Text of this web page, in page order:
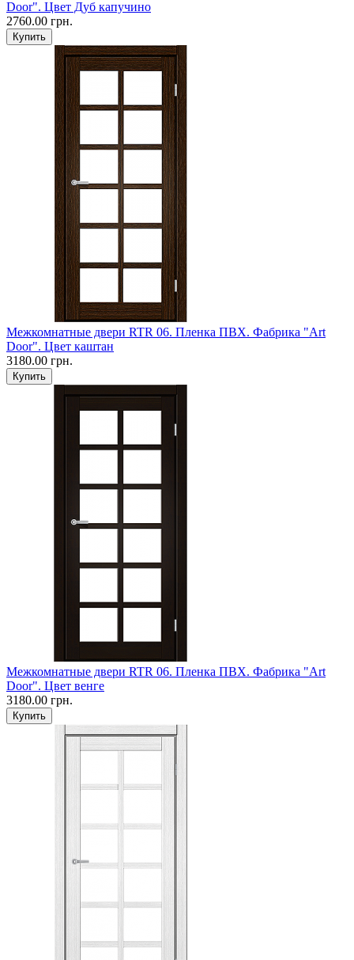
Door". Цвет Дуб капучино
2760.00 грн.
Межкомнатные двери RTR 06. Пленка ПВХ. Фабрика "Art
Door". Цвет каштан
3180.00 грн.
Межкомнатные двери RTR 06. Пленка ПВХ. Фабрика "Art
Door". Цвет венге
3180.00 грн.